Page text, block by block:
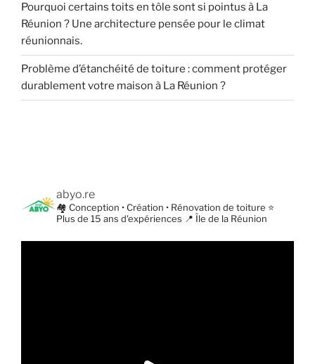
Pourquoi certains toits en tôle sont si pointus à La
Réunion ? Une architecture pensée pour le climat
réunionnais.
Problème d’étanchéité de toiture : comment protéger
durablement votre maison à La Réunion ?
abyo.re
🏘️ Conception • Création • Rénovation de toiture ⭐
Plus de 15 ans d'expériences 📍 Île de la Réunion